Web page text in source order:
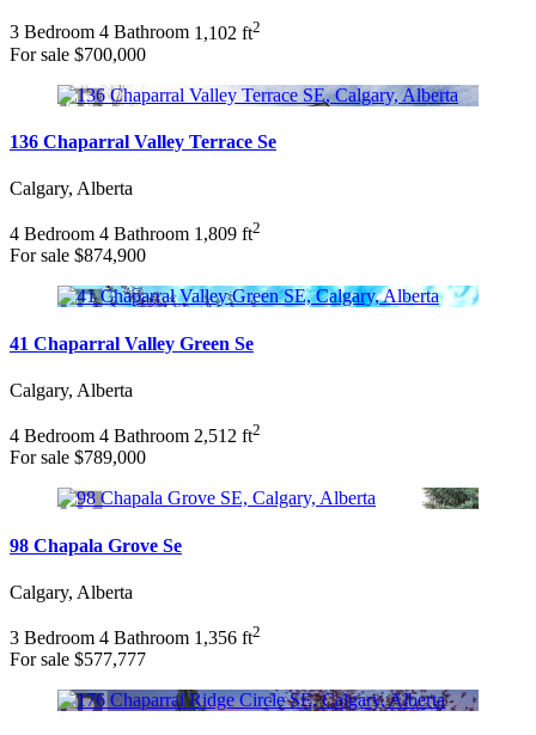
3 Bedroom 4 Bathroom 1,102 ft2
For sale $700,000
136 Chaparral Valley Terrace Se
Calgary, Alberta
4 Bedroom 4 Bathroom 1,809 ft2
For sale $874,900
41 Chaparral Valley Green Se
Calgary, Alberta
4 Bedroom 4 Bathroom 2,512 ft2
For sale $789,000
98 Chapala Grove Se
Calgary, Alberta
3 Bedroom 4 Bathroom 1,356 ft2
For sale $577,777